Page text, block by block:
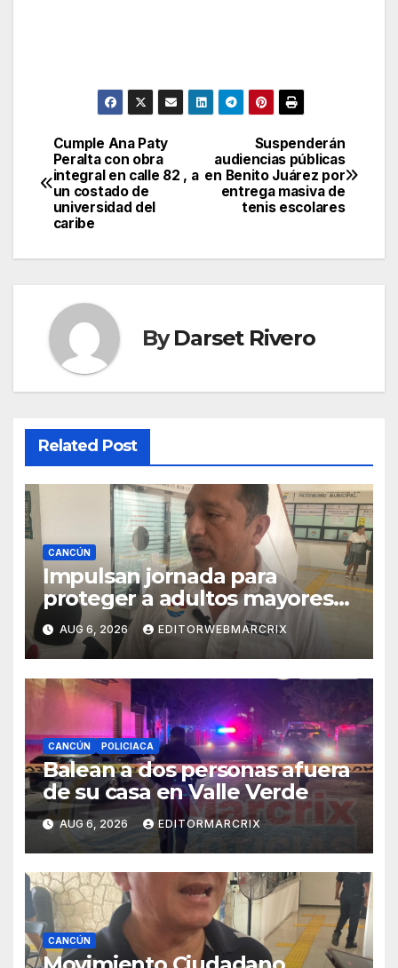
Post
navigation
Suspenderán
audiencias públicas
en Benito Juárez por
entrega masiva de
tenis escolares
Cumple Ana Paty
Peralta con obra
integral en calle 82 , a
un costado de
universidad del
caribe
ByDarset Rivero
Related Post
CANCÚN
Impulsan jornada para
proteger a adultos mayores
de fraudes en Cancún
AUG 6, 2026 EDITORWEBMARCRIX
CANCÚN POLICIACA
Balean a dos personas afuera
de su casa en Valle Verde
AUG 6, 2026 EDITORMARCRIX
CANCÚN